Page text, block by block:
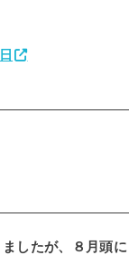
したが、８月頭